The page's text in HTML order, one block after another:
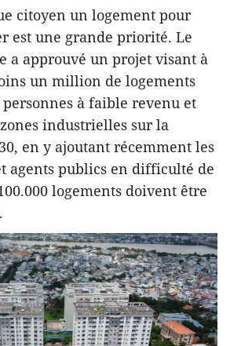
citoyen un logement pour
est une grande priorité. Le
a approuvé un projet visant à
un million de logements
à faible revenu et
industrielles sur la
en y ajoutant récemment les
agents publics en difficulté de
logements doivent être